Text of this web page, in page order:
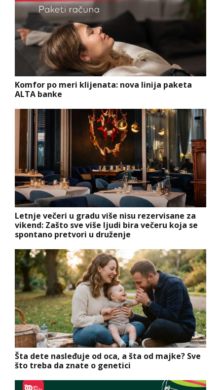
Komfor po meri klijenata: nova linija paketa
ALTA banke
Letnje večeri u gradu više nisu rezervisane za
vikend: Zašto sve više ljudi bira večeru koja se
spontano pretvori u druženje
Šta dete nasleđuje od oca, a šta od majke? Sve
što treba da znate o genetici